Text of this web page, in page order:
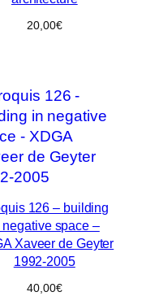
20,00€
126 – building
negative space –
Xaveer de Geyter
1992-2005
40,00€